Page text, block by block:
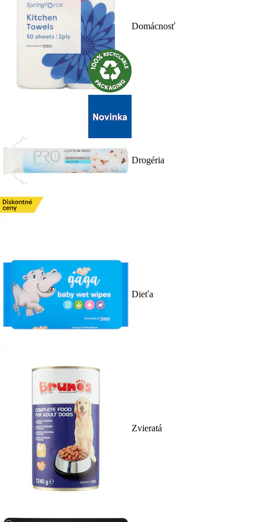
Domácnosť
Drogéria
Dieťa
Zvieratá